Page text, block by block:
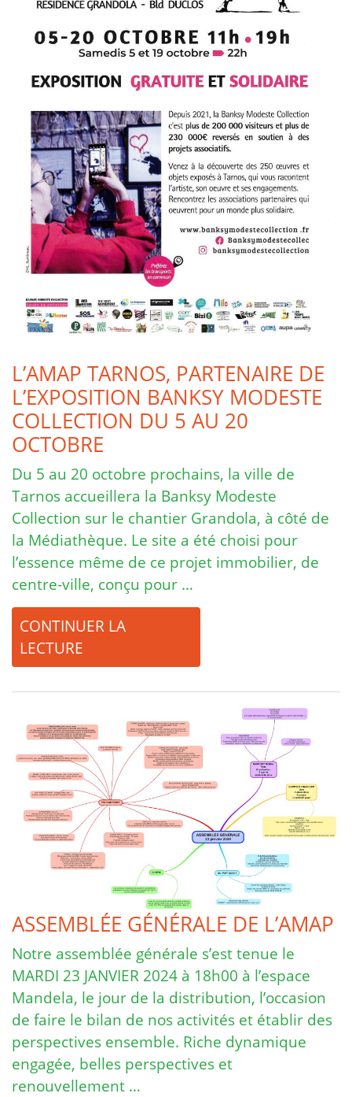
L’AMAP TARNOS, PARTENAIRE DE
L’EXPOSITION BANKSY MODESTE
COLLECTION DU 5 AU 20
OCTOBRE
Du 5 au 20 octobre prochains, la ville de
Tarnos accueillera la Banksy Modeste
Collection sur le chantier Grandola, à côté de
la Médiathèque. Le site a été choisi pour
l’essence même de ce projet immobilier, de
centre-ville, conçu pour …
CONTINUER LA
LECTURE
ASSEMBLÉE GÉNÉRALE DE L’AMAP
Notre assemblée générale s’est tenue le
MARDI 23 JANVIER 2024 à 18h00 à l’espace
Mandela, le jour de la distribution, l’occasion
de faire le bilan de nos activités et établir des
perspectives ensemble. Riche dynamique
engagée, belles perspectives et
renouvellement …